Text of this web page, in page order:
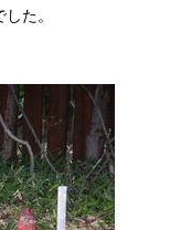
た。